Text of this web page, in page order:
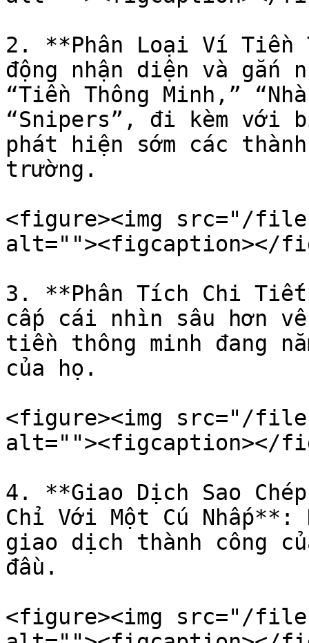
2. **Phân Loại Ví Tiền
động nhận diện và
“Tiền Thông Minh,”
“Snipers”, đi kèm với
phát hiện sớm các
trường.
<figure><img src="/files/
alt=""><figcaption></
3. **Phân Tích Chi Tiết
cấp cái nhìn sâu hơn
tiền thông minh đang
của họ.
<figure><img src="/files/
alt=""><figcaption></
4. **Giao Dịch Sao
Chỉ Với Một Cú Nhấp**:
giao dịch thành công
đầu.
<figure><img src="/files/